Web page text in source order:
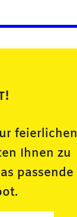
feierlichen
Ihnen zu
passende